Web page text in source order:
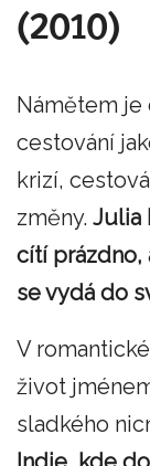
(2010)
Námětem je
cestování
krizí,
změny. Julia
cítí prázdno,
se vydá do
V
život
sladkého